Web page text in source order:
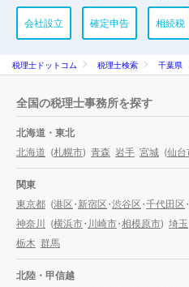
会社設立 確定申告 相続税
税理士ドットコム 税理士検索 千葉県
全国の税理士事務所を探す
北海道・東北
北海道 (札幌市) 青森 岩手 宮城 (仙台
関東
東京都 (港区・新宿区・渋谷区・千代田区
神奈川
(横浜市・ 川崎市・相模原市) 埼玉
栃木 群馬
北陸・甲信越